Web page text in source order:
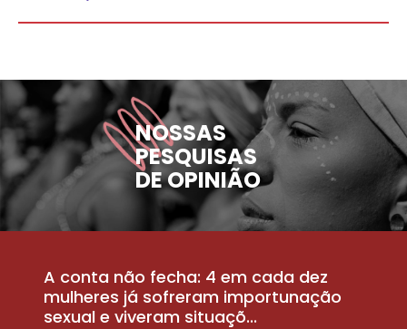
NOSSAS
PESQUISAS
DE OPINIÃO
A conta não fecha: 4 em cada dez
mulheres já sofreram importunação
sexual e viveram situaçõ...